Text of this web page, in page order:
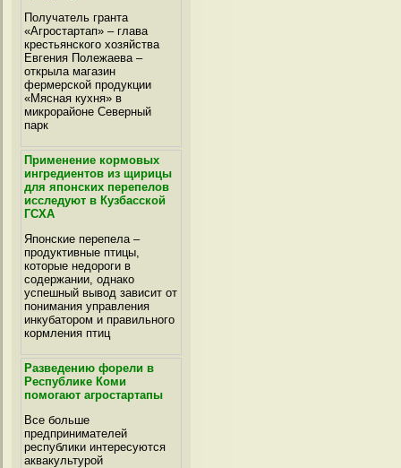
Получатель гранта
«Агростартап» – глава
крестьянского хозяйства
Евгения Полежаева –
открыла магазин
фермерской продукции
«Мясная кухня» в
микрорайоне Северный
парк
Применение кормовых
ингредиентов из щирицы
для японских перепелов
исследуют в Кузбасской
ГСХА
Японские перепела –
продуктивные птицы,
которые недороги в
содержании, однако
успешный вывод зависит от
понимания управления
инкубатором и правильного
кормления птиц
Разведению форели в
Республике Коми
помогают агростартапы
Все больше
предпринимателей
республики интересуются
аквакультурой